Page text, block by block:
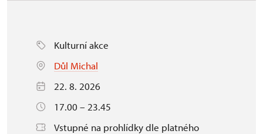
Kulturní akce
Důl Michal
22. 8. 2026
17.00 – 23.45
Vstupné na prohlídky dle platného